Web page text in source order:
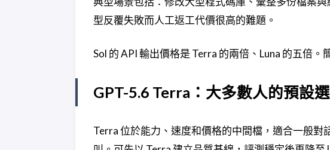
型反覆失敗而人工返工代價很高的難題。
Sol 的 API 輸出價格是 Terra 的兩倍、Luna 的五倍
GPT-5.6 Terra：大多數人的預設
Terra 位於能力、速度和價格的中間檔，適合一般